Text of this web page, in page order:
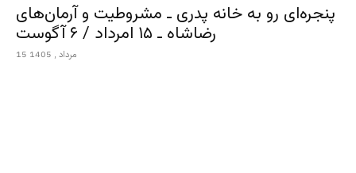
پنجره‌ای رو به خانه پدری ـ مشروطیت و آرمان‌های
رضاشاه ـ ۱۵ امرداد / ۶ آگوست
15 مرداد , 1405